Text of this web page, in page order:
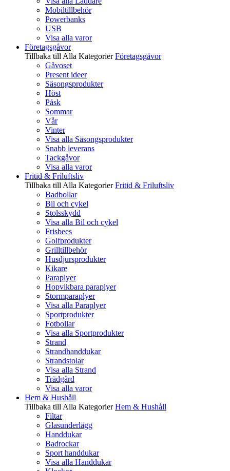
Mobiltillbehör
Powerbanks
USB
Visa alla varor
Företagsgåvor
Tillbaka till Alla Kategorier Företagsgåvor
Gåvoset
Present ideer
Säsongsprodukter
Höst
Påsk
Sommar
Vår
Vinter
Visa alla Säsongsprodukter
Snabb leverans
Tackgåvor
Visa alla varor
Fritid & Friluftsliv
Tillbaka till Alla Kategorier Fritid & Friluftsliv
Badbollar
Bil och cykel
Stolsskydd
Visa alla Bil och cykel
Frisbees
Golfprodukter
Grilltillbehör
Husdjursprodukter
Kikare
Paraplyer
Hopvikbara paraplyer
Stormparaplyer
Visa alla Paraplyer
Sportprodukter
Fotbollar
Visa alla Sportprodukter
Strand
Strandhanddukar
Strandstolar
Visa alla Strand
Trädgård
Visa alla varor
Hem & Hushåll
Tillbaka till Alla Kategorier Hem & Hushåll
Filtar
Glasunderlägg
Handdukar
Badrockar
Sport handdukar
Visa alla Handdukar